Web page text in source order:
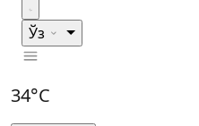
Ўз
34°C